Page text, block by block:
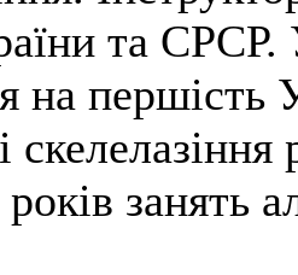
та СРСР.
на
занять